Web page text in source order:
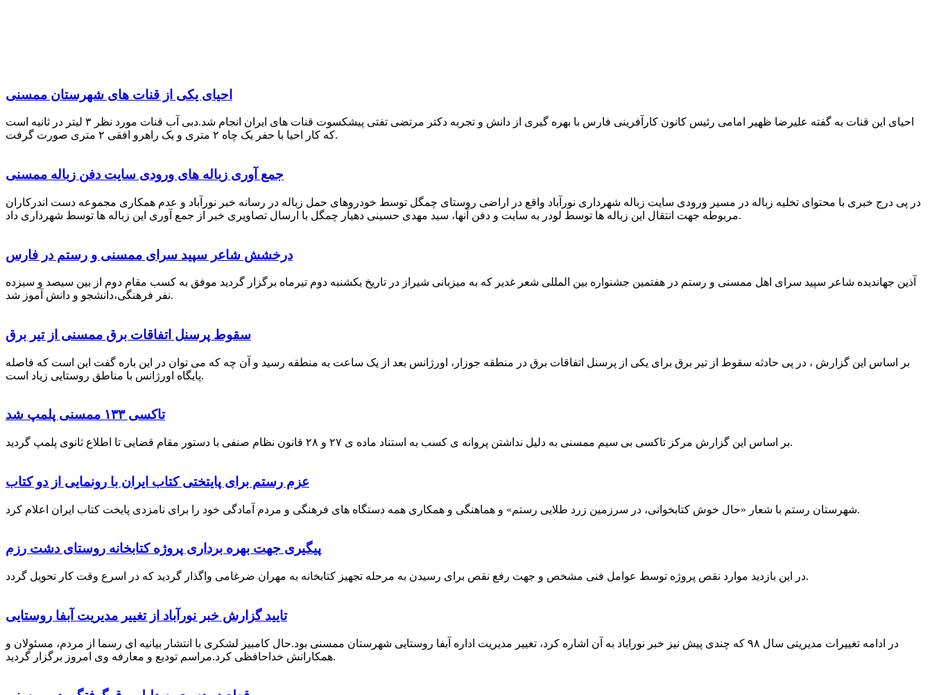
احیای یکی از قنات های شهرستان ممسنی
احیای این قنات به گفته علیرضا ظهیر امامی رئیس کانون کارآفرینی فارس با بهره گیری از دانش و تجربه دکتر مرتضی تفتی پیشکسوت قنات های ایران انجام شد.دبی آب قنات مورد نظر ۳ لیتر در ثانیه است
که کار احیا با حفر یک چاه ۲ متری و یک راهرو افقی ۲ متری صورت گرفت.
جمع آوری زباله های ورودی سایت دفن زباله ممسنی
در پی درج خبری با محتوای تخلیه زباله در مسیر ورودی سایت زباله شهرداری نورآباد واقع در اراضی روستای چمگل توسط خودروهای حمل زباله در رسانه خبر نورآباد و عدم همکاری مجموعه دست اندرکاران
مربوطه جهت انتقال این زباله ها توسط لودر به سایت و دفن آنها، سید مهدی حسینی دهیار چمگل با ارسال تصاویری خبر از جمع آوری این زباله ها توسط شهرداری داد.
درخشش شاعر سپید سرای ممسنی و رستم در فارس
آذین جهاندیده شاعر سپید سرای اهل ممسنی و رستم در هفتمین جشنواره بین المللی شعر غدیر که به میزبانی شیراز در تاریخ یکشنبه دوم تیرماه برگزار گردید موفق به کسب مقام دوم از بین سیصد و سیزده
نفر فرهنگی،دانشجو و دانش آموز شد.
سقوط پرسنل اتفاقات برق ممسنی از تیر برق
بر اساس این گزارش ، در پی حادثه سقوط از تیر برق برای یکی از پرسنل اتفاقات برق در منطقه جوزار، اورژانس بعد از یک ساعت به منطقه رسید و آن چه که می توان در این باره گفت این است که فاصله
پایگاه اورژانس با مناطق روستایی زیاد است.
تاکسی ۱۳۳ ممسنی پلمپ شد
بر اساس این گزارش مرکز تاکسی بی سیم ممسنی به دلیل نداشتن پروانه ی کسب به استناد ماده ی ۲۷ و ۲۸ قانون نظام صنفی با دستور مقام قضایی تا اطلاع ثانوی پلمپ گردید.
عزم رستم برای پایتختی کتاب ایران با رونمایی از دو کتاب
شهرستان رستم با شعار «حال خوش کتابخوانی، در سرزمین زرد طلایی رستم» و هماهنگی و همکاری همه دستگاه های فرهنگی و مردم آمادگی خود را برای نامزدی پایخت کتاب ایران اعلام کرد.
پیگیری جهت بهره برداری پروژه کتابخانه روستای دشت رزم
در این بازدید موارد نقص پروژه توسط عوامل فنی مشخص و جهت رفع نقص برای رسیدن به مرحله تجهیز کتابخانه به مهران ضرغامی واگذار گردید که در اسرع وقت کار تحویل گردد.
تایید گزارش خبر نورآباد از تغییر مدیریت آبفا روستایی
در ادامه تغییرات مدیریتی سال ۹۸ که چندی پیش نیز خبر نوراباد به آن اشاره کرد، تغییر مدیریت اداره آبفا روستایی شهرستان ممسنی بود.حال کامبیز لشکری با انتشار بیانیه ای رسما از مردم، مسئولان و
همکارانش خداحافظی کرد.مراسم تودیع و معارفه وی امروز برگزار گردید.